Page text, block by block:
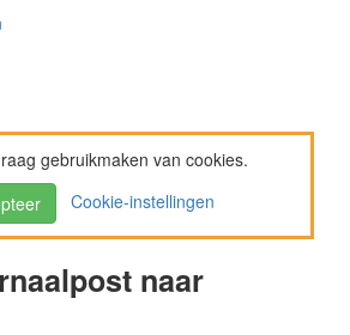
gebruikmaken van cookies.
Cookie-instellingen
naar